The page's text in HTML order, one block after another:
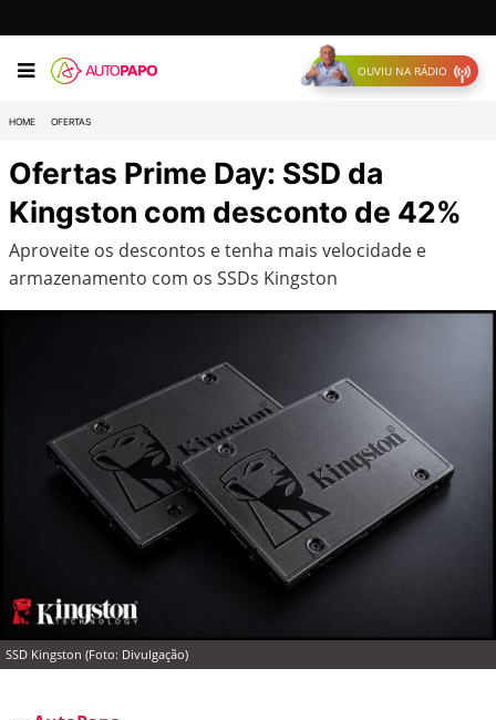
OUVIU NA RÁDIO
HOME OFERTAS
Ofertas Prime Day: SSD da
Kingston com desconto de 42%
Aproveite os descontos e tenha mais velocidade e
armazenamento com os SSDs Kingston
SSD Kingston (Foto: Divulgação)